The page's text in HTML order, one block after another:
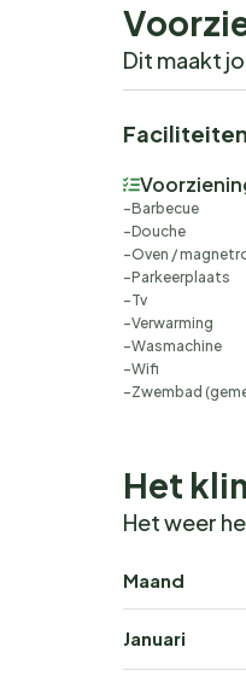
Dit maakt
Faciliteiten
Barbecue
Douche
Oven /
Parkeerplaats
Tv
Verwarming
Wasmachine
Wifi
Zwembad
Het
Het weer
Maand
Januari